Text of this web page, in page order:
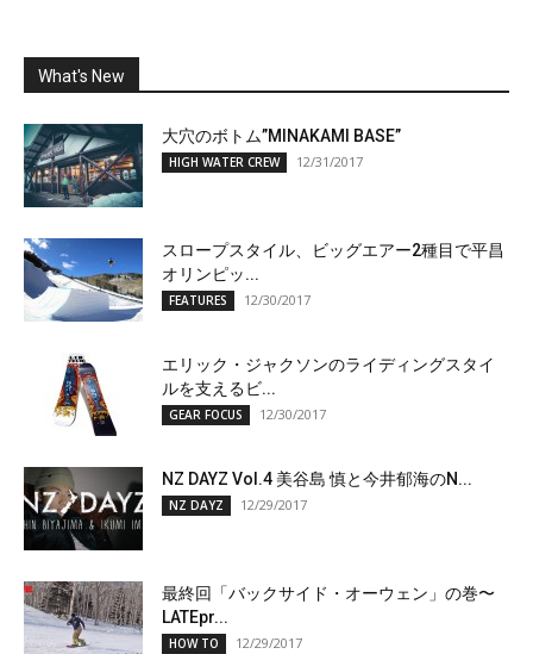
What's New
大穴のボトム”MINAKAMI BASE”
HIGH WATER CREW 12/31/2017
スロープスタイル、ビッグエアー2種目で平昌
オリンピッ...
FEATURES 12/30/2017
エリック・ジャクソンのライディングスタイ
ルを支えるビ...
GEAR FOCUS 12/30/2017
NZ DAYZ Vol.4 美谷島 慎と今井郁海のN...
NZ DAYZ 12/29/2017
最終回「バックサイド・オーウェン」の巻〜
LATEpr...
HOW TO 12/29/2017